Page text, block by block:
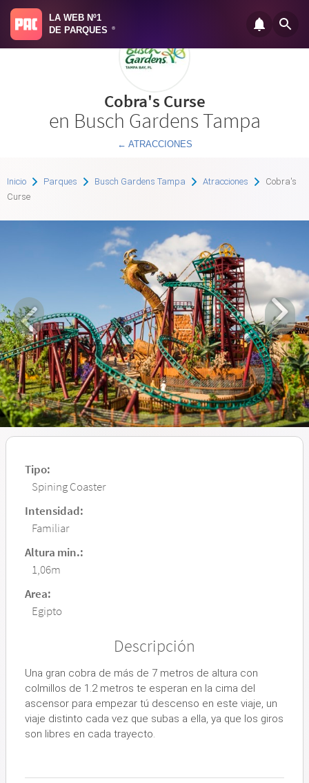
LA WEB Nº1
DE PARQUES
®
Cobra's Curse
en Busch Gardens Tampa
← ATRACCIONES
Inicio Parques Busch Gardens Tampa Atracciones
Cobra's
Curse
Tipo:
Spining Coaster
Intensidad:
Familiar
Altura min.:
1,06m
Area:
Egipto
Descripción
Una gran cobra de más de 7 metros de altura con
colmillos de 1.2 metros te esperan en la cima del
ascensor para empezar tú descenso en este viaje, un
viaje distinto cada vez que subas a ella, ya que los giros
son libres en cada trayecto.